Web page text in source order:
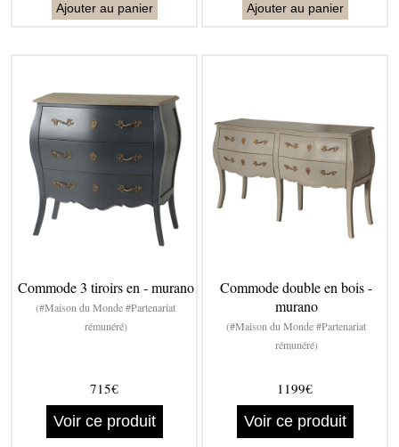
Ajouter au panier Ajouter au panier
Commode 3 tiroirs en - murano
(#Maison du Monde #Partenariat
rémunéré)
715€
Voir ce produit
Commode double en bois -
murano
(#Maison du Monde #Partenariat
rémunéré)
1199€
Voir ce produit